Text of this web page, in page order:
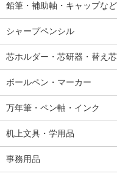
鉛筆・補助軸・キャップなど
シャープペンシル
芯ホルダー・芯研器・替え芯
ボールペン・マーカー
万年筆・ペン軸・インク
机上文具・学用品
事務用品